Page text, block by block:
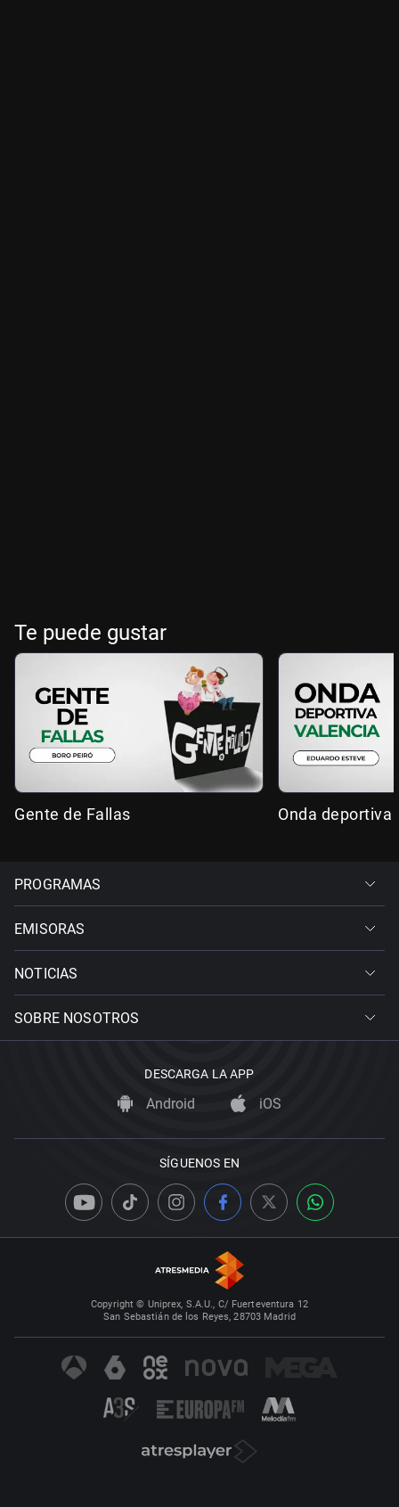
Te puede gustar
Gente de Fallas Onda deportiva
PROGRAMAS
EMISORAS
NOTICIAS
SOBRE NOSOTROS
DESCARGA LA APP
Android iOS
SÍGUENOS EN
Copyright © Uniprex, S.A.U., C/ Fuerteventura 12
San Sebastián de los Reyes, 28703 Madrid